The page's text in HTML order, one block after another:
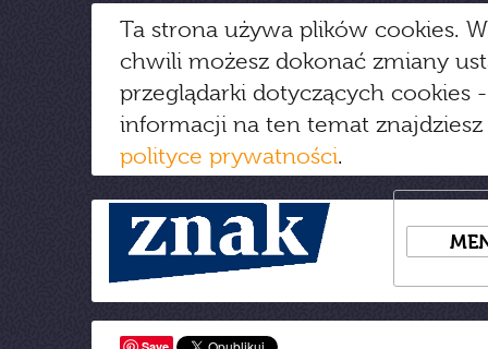
Ta strona używa plików cookies.
chwili możesz dokonać zmiany
przeglądarki dotyczących cookies
informacji na ten temat
polityce prywatności.